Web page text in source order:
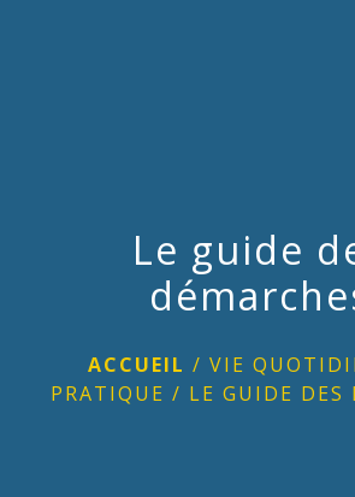
Le guide
ACCUEIL / VIE
PRATIQUE / LE GUIDE DES